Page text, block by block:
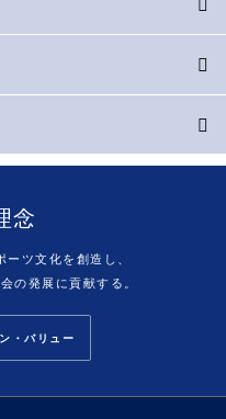
念
ツ文化を創造し、
の発展に貢献する。
・バリュー